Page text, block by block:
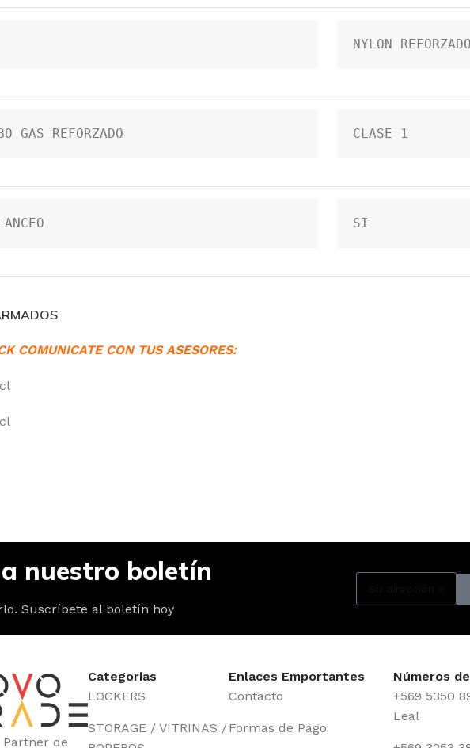
NYLON REFORZADO
GAS REFORZADO CLASE 1
SI
COMUNICATE CON TUS ASESORES:
nuestro boletín
Suscríbete al boletín hoy
de
Categorias
LOCKERS
STORAGE / VITRINAS /
Enlaces Emportantes
Contacto
Formas de Pago
Números
+569 5350
Leal